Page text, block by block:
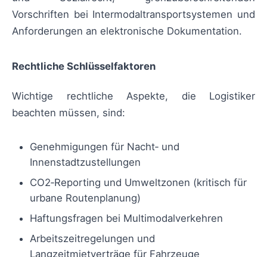
Vorschriften bei Intermodaltransportsystemen und
Anforderungen an elektronische Dokumentation.
Rechtliche Schlüsselfaktoren
Wichtige rechtliche Aspekte, die Logistiker
beachten müssen, sind:
Genehmigungen für Nacht‑ und
Innenstadtzustellungen
CO2‑Reporting und Umweltzonen (kritisch für
urbane Routenplanung)
Haftungsfragen bei Multimodalverkehren
Arbeitszeitregelungen und
Langzeitmietverträge für Fahrzeuge